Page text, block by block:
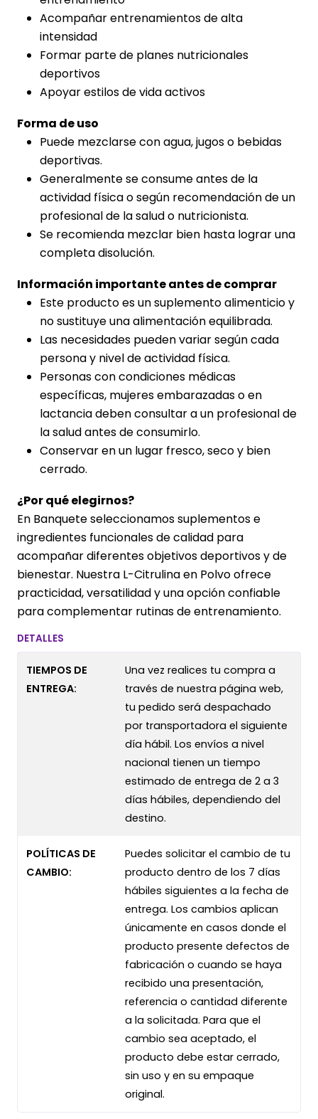
Acompañar entrenamientos de alta
intensidad
Formar parte de planes nutricionales
deportivos
Apoyar estilos de vida activos
Forma de uso
Puede mezclarse con agua, jugos o bebidas
deportivas.
Generalmente se consume antes de la
actividad física o según recomendación de un
profesional de la salud o nutricionista.
Se recomienda mezclar bien hasta lograr una
completa disolución.
Información importante antes de comprar
Este producto es un suplemento alimenticio y
no sustituye una alimentación equilibrada.
Las necesidades pueden variar según cada
persona y nivel de actividad física.
Personas con condiciones médicas
específicas, mujeres embarazadas o en
lactancia deben consultar a un profesional de
la salud antes de consumirlo.
Conservar en un lugar fresco, seco y bien
cerrado.
¿Por qué elegirnos?
En Banquete seleccionamos suplementos e
ingredientes funcionales de calidad para
acompañar diferentes objetivos deportivos y de
bienestar. Nuestra L-Citrulina en Polvo ofrece
practicidad, versatilidad y una opción confiable
para complementar rutinas de entrenamiento.
DETALLES
TIEMPOS DE
ENTREGA:
Una vez realices tu compra a
través de nuestra página web,
tu pedido será despachado
por transportadora el siguiente
día hábil. Los envíos a nivel
nacional tienen un tiempo
estimado de entrega de 2 a 3
días hábiles, dependiendo del
destino.
POLÍTICAS DE
CAMBIO:
Puedes solicitar el cambio de tu
producto dentro de los 7 días
hábiles siguientes a la fecha de
entrega. Los cambios aplican
únicamente en casos donde el
producto presente defectos de
fabricación o cuando se haya
recibido una presentación,
referencia o cantidad diferente
a la solicitada. Para que el
cambio sea aceptado, el
producto debe estar cerrado,
sin uso y en su empaque
original.